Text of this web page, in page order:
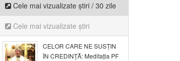
Cele mai vizualizate știri / 30 zile
Cele mai vizualizate știri
CELOR CARE NE SUSȚIN
ÎN CREDINȚĂ: Meditația PF